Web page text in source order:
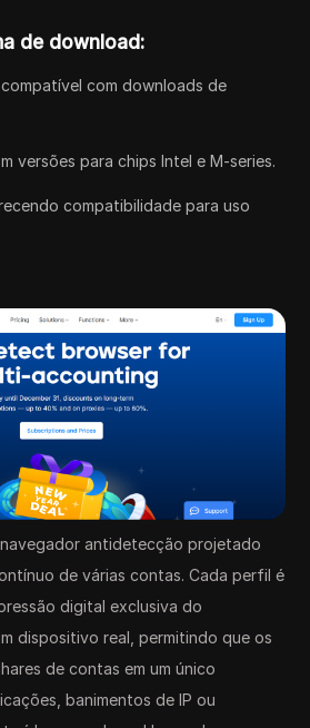
de download:
com downloads de
versões para chips Intel e M-series.
compatibilidade para uso
navegador antidetecção projetado
de várias contas. Cada perfil é
digital exclusiva do
dispositivo real, permitindo que os
de contas em um único
banimentos de IP ou